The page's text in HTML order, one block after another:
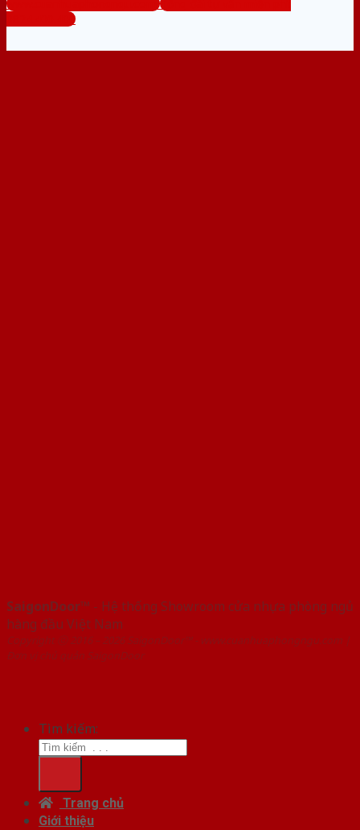
www.cuanhuaphongngu.com
Tổng đài tư vấn miễn phí:
0824.400.400
SaigonDoor™ - Hệ thống Showroom cửa nhựa phòng ngủ
hàng đầu Việt Nam
Copyright ⓒ 2016 – 2026 SaigonDoor™ - www.cuanhuaphongngu.com |
Đơn vị chủ quản SaigonDoor
Tìm kiếm:
Trang chủ
Giới thiệu